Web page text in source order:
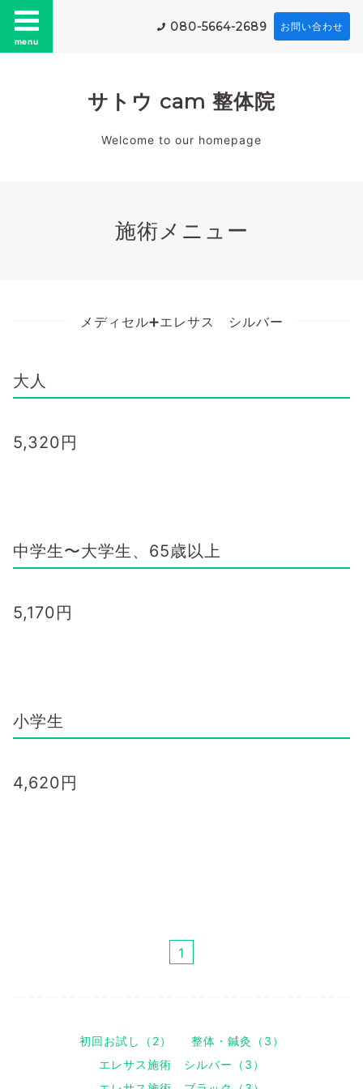
menu
080-5664-2689 お問い合わせ
サトウ cam 整体院
Welcome to our homepage
施術メニュー
メディセル➕エレサス シルバー
大人
5,320円
中学生〜大学生、65歳以上
5,170円
小学生
4,620円
1
初回お試し（2）
整体・鍼灸（3）
エレサス施術 シルバー（3）